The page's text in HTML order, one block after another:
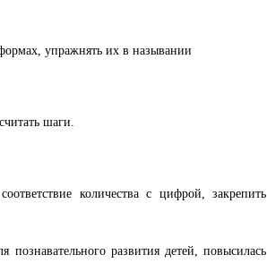
упражнять их в назывании
шаги.
количества с цифрой, закрепить
развития детей, повысилась